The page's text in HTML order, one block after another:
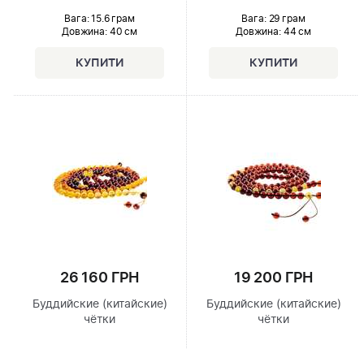
Вага: 15.6 грам
Довжина:40 см
Вага: 29 грам
Довжина:44 см
26 160 ГРН
Буддийские (китайские)
чётки
19 200 ГРН
Буддийские (китайские)
чётки